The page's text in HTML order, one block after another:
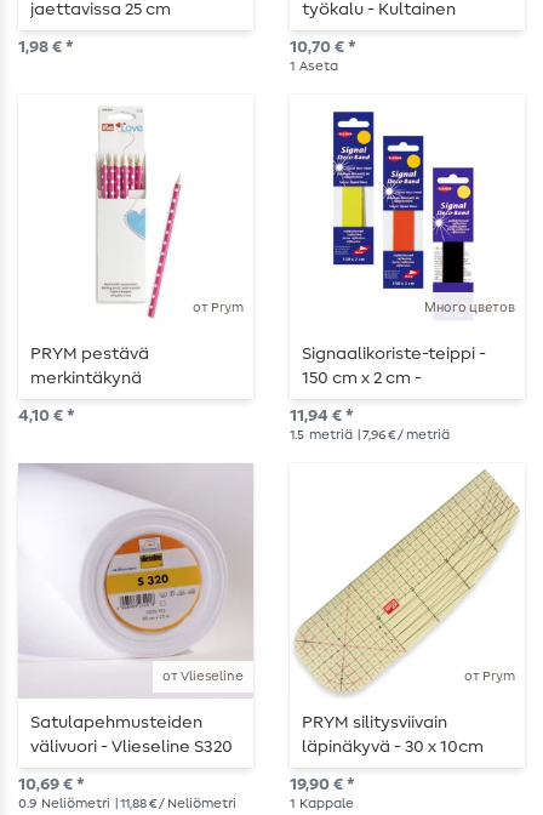
jaettavissa 25 cm
1,98 € *
työkalu - Kultainen
10,70 € *
1 Aseta
от Prym
PRYM pestävä
merkintäkynä
4,10 € *
Много цветов
Signaalikoriste-teippi -
150 cm x 2 cm -
itsekiinnittyvä
11,94 € *
1.5 metriä | 7,96 € / metriä
от Vlieseline
Satulapehmusteiden
välivuori - Vlieseline S320
voidaan silittää päälle
10,69 € *
0.9 Neliömetri | 11,88 € / Neliömetri
от Prym
PRYM silitysviivain
läpinäkyvä - 30 x 10cm
19,90 € *
1 Kappale